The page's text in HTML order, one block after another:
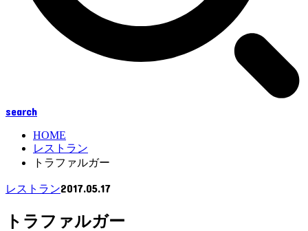
search
HOME
レストラン
トラファルガー
レストラン2017.05.17
トラファルガー